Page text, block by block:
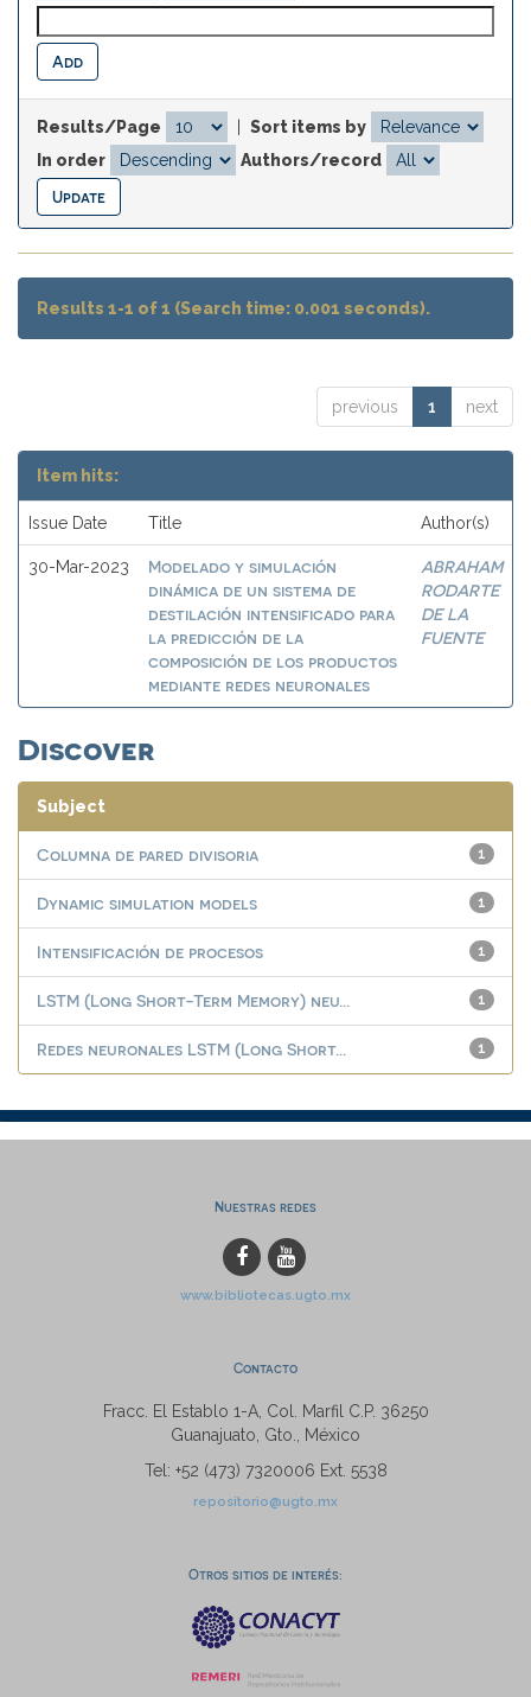
Results/Page
Sort items by
In order
Authors/record
Results 1-1 of 1 (Search time: 0.001 seconds).
previous 1 next
Item hits:
Issue Date Title Author(s)
30-Mar-2023
Modelado y simulación
dinámica de un sistema de
destilación intensificado para
la predicción de la
composición de los productos
mediante redes neuronales
ABRAHAM
RODARTE
DE LA
FUENTE
Discover
Subject
1
Columna de pared divisoria
1
Dynamic simulation models
1
Intensificación de procesos
1
LSTM (Long Short-Term Memory) neu...
1
Redes neuronales LSTM (Long Short...
Nuestras redes
www.bibliotecas.ugto.mx
Contacto
Fracc. El Establo 1-A, Col. Marfil C.P. 36250
Guanajuato, Gto., México
Tel: +52 (473) 7320006 Ext. 5538
repositorio@ugto.mx
Otros sitios de interés: